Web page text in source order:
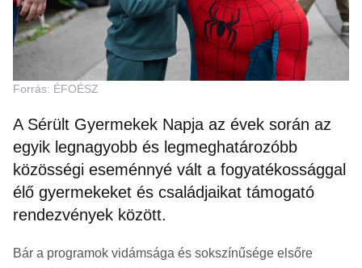
Forrás: ÉFOÉSZ
A Sérült Gyermekek Napja az évek során az
egyik legnagyobb és legmeghatározóbb
közösségi eseménnyé vált a fogyatékossággal
élő gyermekeket és családjaikat támogató
rendezvények között.
Bár a programok vidámsága és sokszínűsége elsőre